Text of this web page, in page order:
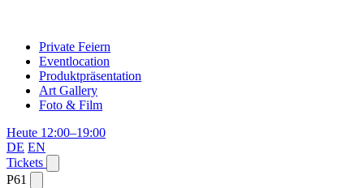
Private Feiern
Eventlocation
Produktpräsentation
Art Gallery
Foto & Film
Heute 12:00–19:00
DE EN
Tickets
P61